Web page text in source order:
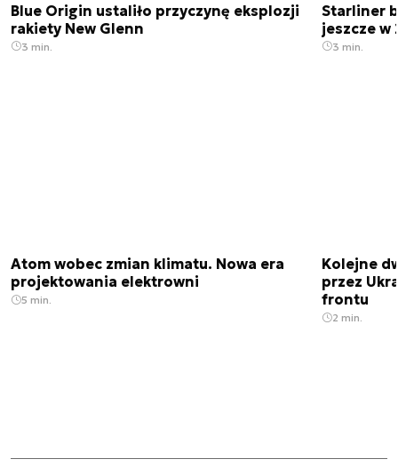
Blue Origin ustaliło przyczynę eksplozji
rakiety New Glenn
3 min.
Starliner
jeszcze w
3 min.
Atom wobec zmian klimatu. Nowa era
projektowania elektrowni
5 min.
Kolejne
przez
frontu
2 min.